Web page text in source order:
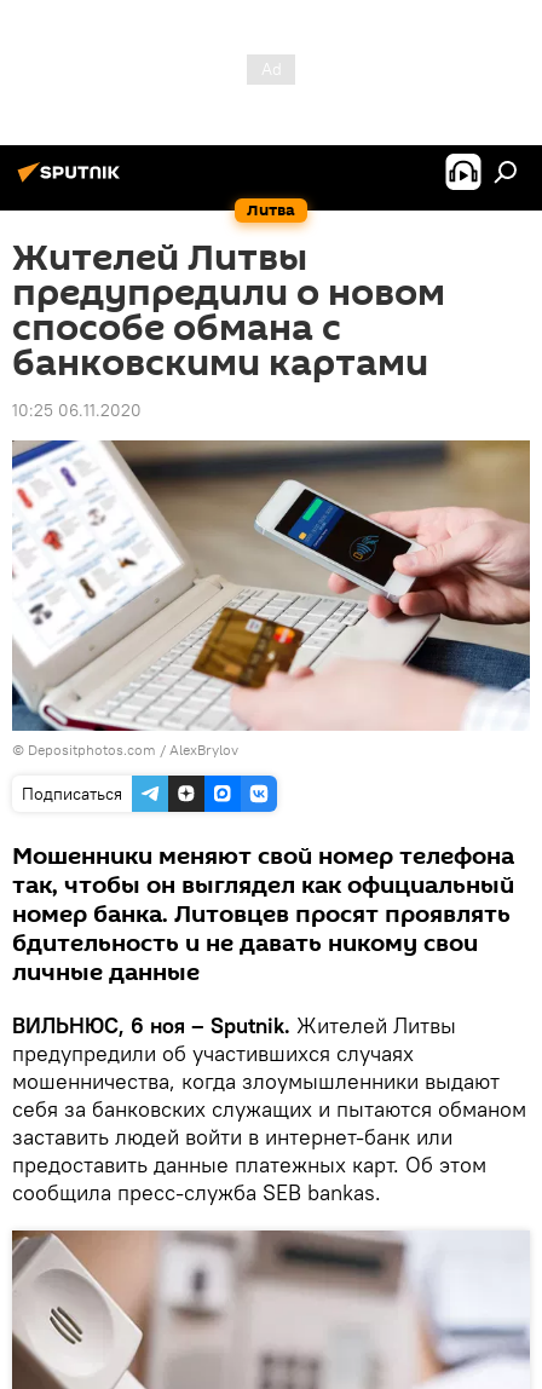
Литва
Жителей Литвы
предупредили о новом
способе обмана с
банковскими картами
10:25 06.11.2020
© Depositphotos.com / АlexBrylov
Подписаться
Мошенники меняют свой номер телефона
так, чтобы он выглядел как официальный
номер банка. Литовцев просят проявлять
бдительность и не давать никому свои
личные данные
ВИЛЬНЮС, 6 ноя – Sputnik. Жителей Литвы
предупредили об участившихся случаях
мошенничества, когда злоумышленники выдают
себя за банковских служащих и пытаются обманом
заставить людей войти в интернет-банк или
предоставить данные платежных карт. Об этом
сообщила пресс-служба SEB bankas.